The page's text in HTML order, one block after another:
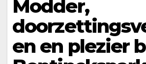
Modder,
en en plezier